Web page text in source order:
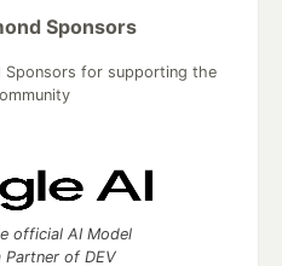
Sponsors
Sponsors for supporting the
official AI Model
of DEV